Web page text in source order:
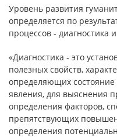
Уровень развития
определяется по
процессов - диагностика
«Диагностика - это
полезных свойств,
определяющих состояние
явления, для выяснения
определения факторов,
препятствующих
определения